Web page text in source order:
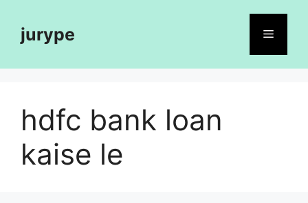
contentjurype Menu
hdfc bank loan
kaise le